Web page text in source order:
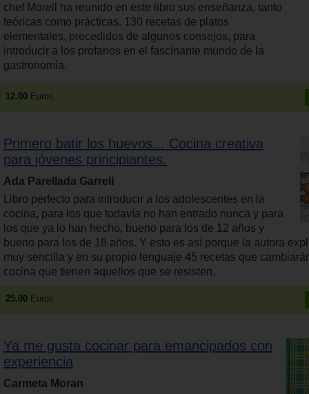
chef Morell ha reunido en este libro sus enseñanza, tanto
teóricas como prácticas. 130 recetas de platos
elementales, precedidos de algunos consejos, para
introducir a los profanos en el fascinante mundo de la
gastronomía.
12.00 Euros
Primero batir los huevos... Cocina creativa
para jóvenes principiantes.
Ada Parellada Garrell
Libro perfecto para introducir a los adolescentes en la
cocina, para los que todavía no han entrado nunca y para
los que ya lo han hecho, bueno para los de 12 años y
bueno para los de 18 años. Y esto es así porque la autora
muy sencilla y en su propio lenguaje 45 recetas que
cocina que tienen aquellos que se resisten.
25.00 Euros
Ya me gusta cocinar para emancipados con
experiencia
Carmeta Moran